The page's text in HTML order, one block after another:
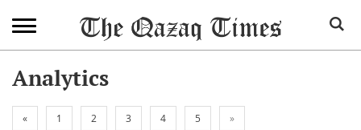
Analytics
« 1 2 3 4 5 »